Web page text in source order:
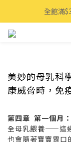
全館滿
全館滿
美妙的母乳科
康威脅時，免
第四章 第一個月
全母乳餵養——這
也會隨著寶寶胃口